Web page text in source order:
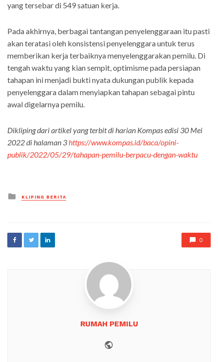
yang tersebar di 549 satuan kerja.
Pada akhirnya, berbagai tantangan penyelenggaraan itu pasti
akan teratasi oleh konsistensi penyelenggara untuk terus
memberikan kerja terbaiknya menyelenggarakan pemilu. Di
tengah waktu yang kian sempit, optimisme pada persiapan
tahapan ini menjadi bukti nyata dukungan publik kepada
penyelenggara dalam menyiapkan tahapan sebagai pintu
awal digelarnya pemilu.
Dikliping dari artikel yang terbit di harian Kompas edisi 30 Mei
2022di halaman 3https://www.kompas.id/baca/opini-
publik/2022/05/29/tahapan-pemilu-berpacu-dengan-waktu
Posted
in
KLIPING BERITA
0
RUMAH PEMILU